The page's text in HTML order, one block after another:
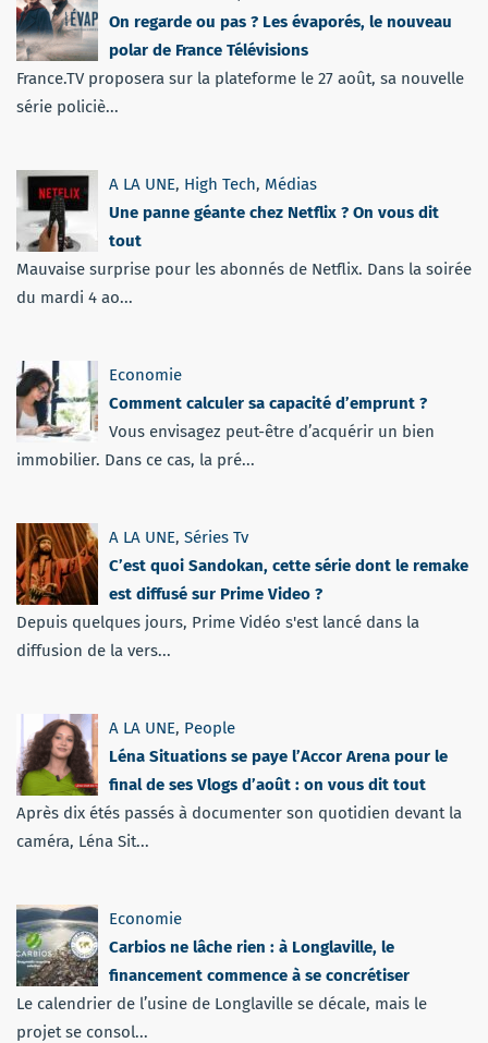
On regarde ou pas ? Les évaporés, le nouveau
polar de France Télévisions
France.TV proposera sur la plateforme le 27 août, sa nouvelle
série policiè...
A LA UNE, High Tech, Médias
Une panne géante chez Netflix ? On vous dit
tout
Mauvaise surprise pour les abonnés de Netflix. Dans la soirée
du mardi 4 ao...
Economie
Comment calculer sa capacité d’emprunt ?
Vous envisagez peut-être d’acquérir un bien
immobilier. Dans ce cas, la pré...
A LA UNE, Séries Tv
C’est quoi Sandokan, cette série dont le remake
est diffusé sur Prime Video ?
Depuis quelques jours, Prime Vidéo s'est lancé dans la
diffusion de la vers...
A LA UNE, People
Léna Situations se paye l’Accor Arena pour le
final de ses Vlogs d’août : on vous dit tout
Après dix étés passés à documenter son quotidien devant la
caméra, Léna Sit...
Economie
Carbios ne lâche rien : à Longlaville, le
financement commence à se concrétiser
Le calendrier de l’usine de Longlaville se décale, mais le
projet se consol...